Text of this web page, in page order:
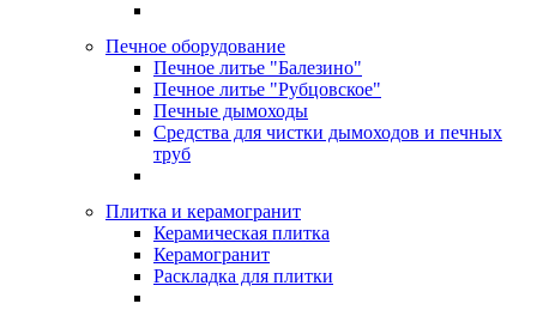
Печное оборудование
Печное литье "Балезино"
Печное литье "Рубцовское"
Печные дымоходы
Средства для чистки дымоходов и печных
труб
Плитка и керамогранит
Керамическая плитка
Керамогранит
Раскладка для плитки